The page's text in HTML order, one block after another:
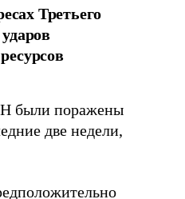
Третьего
были поражены
две недели,